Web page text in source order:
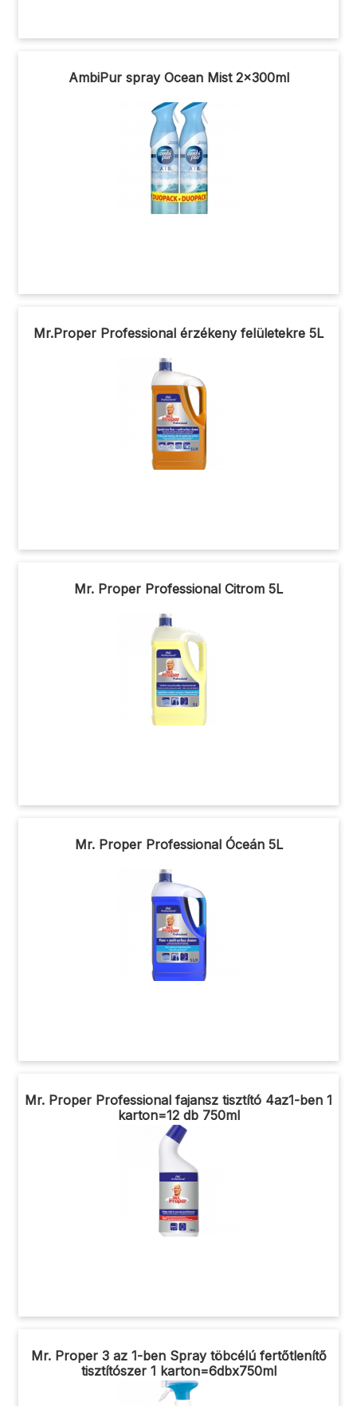
AmbiPur spray Ocean Mist 2x300ml
Mr.Proper Professional érzékeny felületekre 5L
Mr. Proper Professional Citrom 5L
Mr. Proper Professional Óceán 5L
Mr. Proper Professional fajansz tisztító 4az1-ben 1
karton=12 db 750ml
Mr. Proper 3 az 1-ben Spray töbcélú fertőtlenítő
tisztítószer 1 karton=6dbx750ml